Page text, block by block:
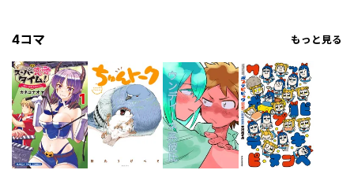
4コマ もっと見る